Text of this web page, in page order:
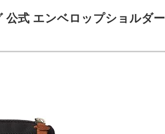
公式 エンベロップショルダー